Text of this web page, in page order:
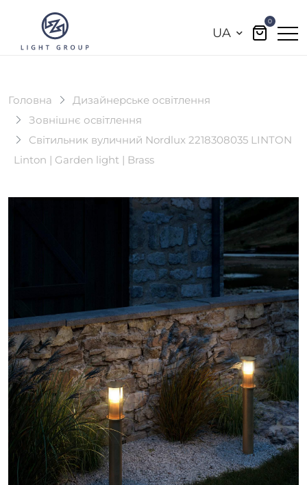
UA
0
Головна
Дизайнерське освітлення
Зовнішнє освітлення
Світильник вуличний Nordlux 2218308035 LINTON
Linton | Garden light | Brass